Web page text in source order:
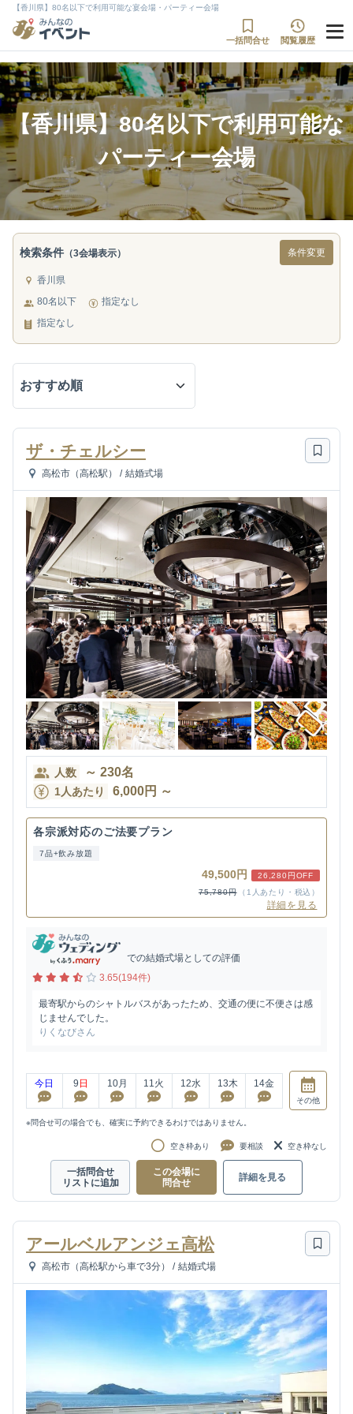
【香川県】80名以下で利用可能な宴会場・パーティー会場
一括問合せ 閲覧履歴
【香川県】80名以下で利用可能な
パーティー会場
検索条件 （3会場表示） 条件変更
香川県
80名以下
指定なし
指定なし
ザ・チェルシー
高松市（高松駅） / 結婚式場
人数 ～ 230名
1人あたり 6,000円 ～
各宗派対応のご法要プラン
7品+飲み放題
49,500円
26,280円OFF
75,780円
（1人あたり・税込）
詳細を見る
での結婚式場としての評価
3.65(194件)
最寄駅からのシャトルバスがあったため、交通の便に不便さは感
じませんでした。
りくなびさん
今日 9 日 10月 11 火 12水 13木 14金
その他
※問合せ可の場合でも、確実に予約できるわけではありません。
空き枠あり 要相談 空き枠なし
一括問合せ
リストに追加
この会場に
問合せ
詳細を見る
アールベルアンジェ高松
高松市（高松駅から車で3分） / 結婚式場